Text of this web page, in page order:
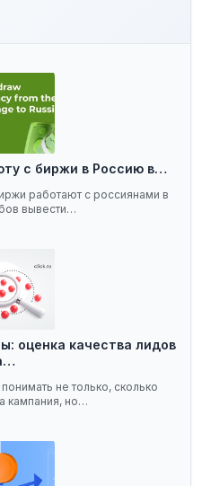
с биржи в Россию в…
работают с россиянами в
вывести…
оценка качества лидов
не только, сколько
кампания, но…